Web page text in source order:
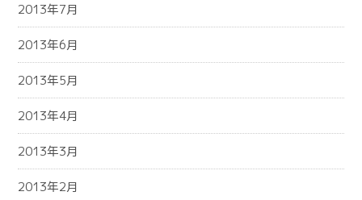
2013年7月
2013年6月
2013年5月
2013年4月
2013年3月
2013年2月